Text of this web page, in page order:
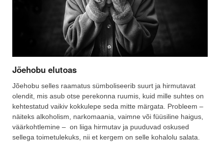
Jõehobu elutoas
Jõehobu selles raamatus sümboliseerib suurt ja hirmutavat
olendit, mis asub otse perekonna ruumis, kuid mille suhtes on
kehtestatud vaikiv kokkulepe seda mitte märgata. Probleem –
näiteks alkoholism, narkomaania, vaimne või füüsiline haigus,
väärkohtlemine – on liiga hirmutav ja puuduvad oskused
sellega toimetulekuks, nii et kergem on selle kohalolu salata.